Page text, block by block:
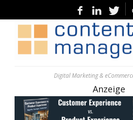
Digital Marketing &
Anzeige